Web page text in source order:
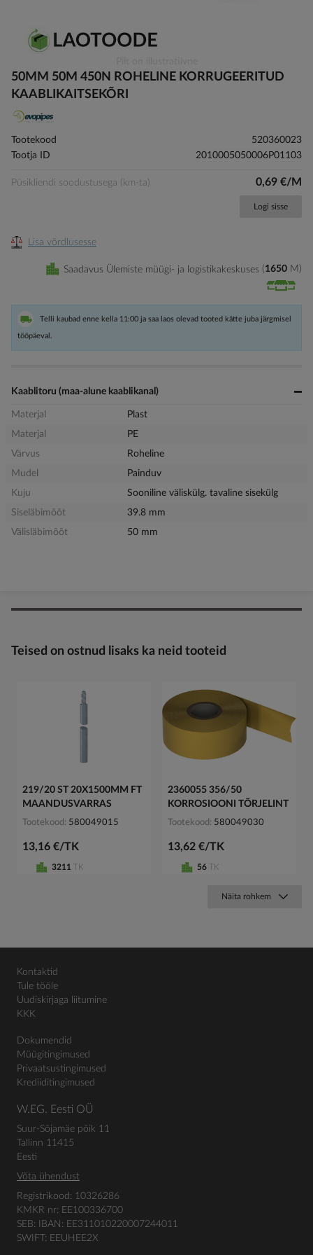
to
the
of
images
gallery
50MM 50M 450N ROHELINE KORRUGEERITUD
KAABLIKAITSEKÕRI
Tootekood
520360023
Tootja ID
2010005050006P01103
Püsikliendi soodustusega (km-ta) 0,69 €/M
Logi sisse
Lisa võrdlusesse
Saadavus Ülemiste müügi- ja logistikakeskuses 1650 M
Telli kaubad enne kella 11:00 ja saa laos olevad tooted kätte juba järgmisel
tööpäeval.
Kaablitoru (maa-alune kaablikanal)
Materjal
Plast
Materjal
PE
Värvus
Roheline
Mudel
Painduv
Kuju
Sooniline väliskülg. tavaline sisekülg
Siseläbimõõt
39.8 mm
Välisläbimõõt
50 mm
Teised on ostnud lisaks ka neid tooteid
219/20 ST 20X1500MM FT
MAANDUSVARRAS
Tootekood 580049015
13,16 €/TK
3211 TK
2360055 356/50
KORROSIOONI TÕRJELINT
Tootekood 580049030
13,62 €/TK
56 TK
Näita rohkem
Kontaktid
Tule tööle
Uudiskirjaga liitumine
KKK
Dokumendid
Müügitingimused
Privaatsustingimused
Krediiditingimused
W.EG. Eesti OÜ
Suur-Sõjamäe põik 11
Tallinn 11415
Eesti
Võta ühendust
Registrikood: 10326286
KMKR nr: EE100336700
SEB: IBAN: EE311010220007244011
SWIFT: EEUHEE2X